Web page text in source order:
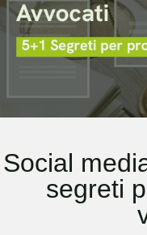
Social
segreti